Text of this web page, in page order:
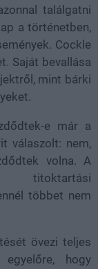
találgatni
a történetben,
Cockle
Saját bevallása
mint bárki
e már a
válaszolt: nem,
volna. A
titoktartási
többet nem
övezi teljes
hogy